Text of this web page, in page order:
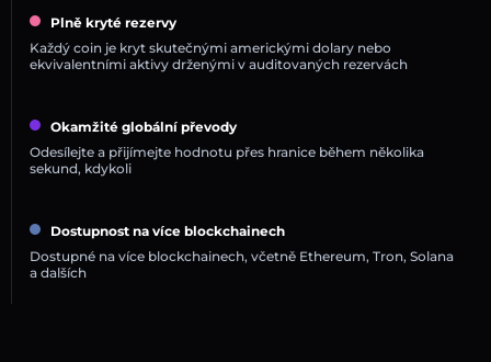
Plně kryté rezervy
Každý coin je kryt skutečnými americkými dolary nebo
ekvivalentními aktivy drženými v auditovaných rezervách
Okamžité globální převody
Odesílejte a přijímejte hodnotu přes hranice během několika
sekund, kdykoli
Dostupnost na více blockchainech
Dostupné na více blockchainech, včetně Ethereum, Tron, Solana
a dalších